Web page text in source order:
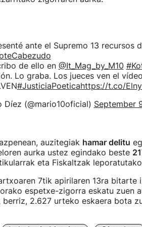
ante el Supremo 13 recursos
de ello en @It_Mag_by_M10
Lo graba. Los jueces ven el
#JusticiaPoeticahttps://t.co/
(@mario10oficial) September
auzitegiak hamar delitu
aurka ustez egindako beste
eta Fiskaltzak
7tik apirilaren 13ra bitarte
espetxe-zigorra eskatu zuen
2.627 urteko eskaera bota